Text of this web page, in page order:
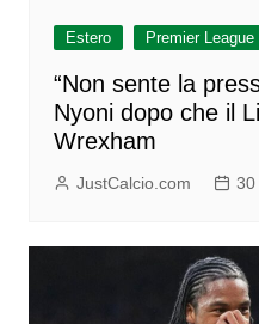
Estero Premier League
“Non sente la
Nyoni dopo che il
Wrexham
JustCalcio.com 30